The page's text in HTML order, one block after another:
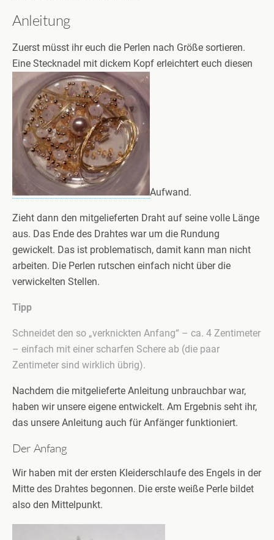
Anleitung
Zuerst müsst ihr euch die Perlen nach Größe sortieren.
Eine Stecknadel mit dickem Kopf erleichtert euch diesen
Aufwand.
Zieht dann den mitgelieferten Draht auf seine volle Länge
aus. Das Ende des Drahtes war um die Rundung
gewickelt. Das ist problematisch, damit kann man nicht
arbeiten. Die Perlen rutschen einfach nicht über die
verwickelten Stellen.
Tipp
Schneidet den so „verknickten Anfang“ – ca. 4 Zentimeter
– einfach mit einer scharfen Schere ab (die paar
Zentimeter sind wirklich übrig).
Nachdem die mitgelieferte Anleitung unbrauchbar war,
haben wir unsere eigene entwickelt. Am Ergebnis seht ihr,
das unsere Anleitung auch für Anfänger funktioniert.
Der Anfang
Wir haben mit der ersten Kleiderschlaufe des Engels in der
Mitte des Drahtes begonnen. Die erste weiße Perle bildet
also den Mittelpunkt.